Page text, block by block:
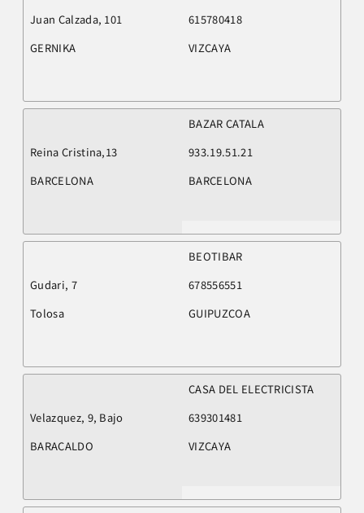
Juan Calzada, 101
615780418
GERNIKA
VIZCAYA
BAZAR CATALA
Reina Cristina,13
933.19.51.21
BARCELONA
BARCELONA
BEOTIBAR
Gudari, 7
678556551
Tolosa
GUIPUZCOA
CASA DEL ELECTRICISTA
Velazquez, 9, Bajo
639301481
BARACALDO
VIZCAYA